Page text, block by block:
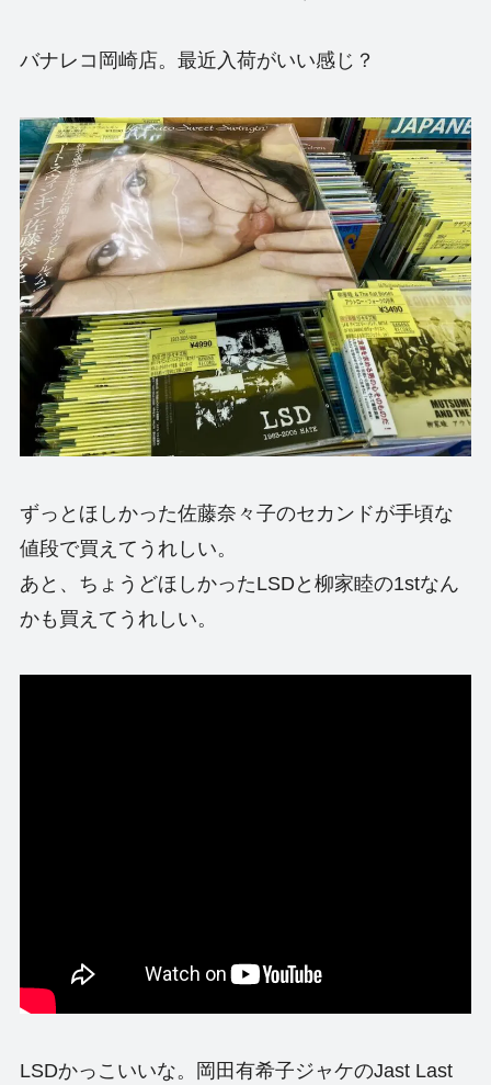
バナレコ岡崎店。最近入荷がいい感じ？
ずっとほしかった佐藤奈々子のセカンドが手頃な
値段で買えてうれしい。
あと、ちょうどほしかったLSDと柳家睦の1stなん
かも買えてうれしい。
LSDかっこいいな。岡田有希子ジャケのJast Last